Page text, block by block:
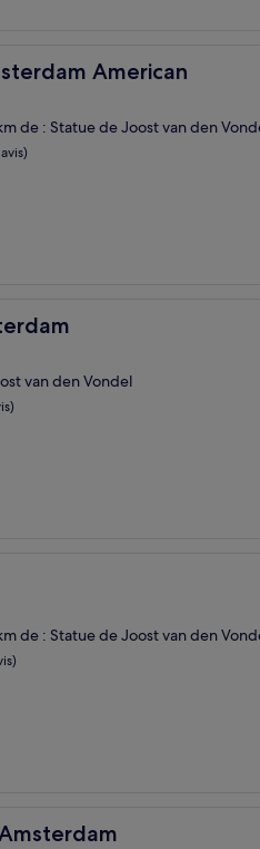
American
American
de : Statue de Joost van den
van den Vondel
de : Statue de Joost van den